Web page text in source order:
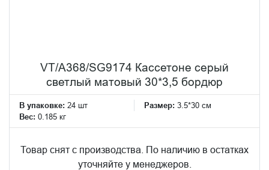
VT/A368/SG9174 Кассетоне серый
светлый матовый 30*3,5 бордюр
В упаковке: 24 шт Размер: 3.5*30 см
Вес: 0.185 кг
Товар снят с производства. По наличию в остатках
уточняйте у менеджеров.